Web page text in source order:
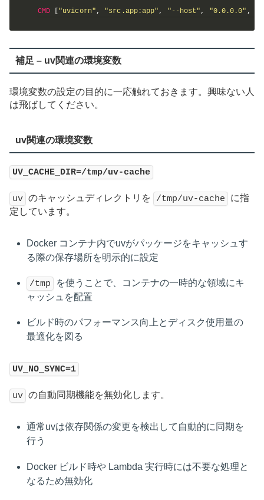
CMD ["uvicorn" , "src.app:app" , "--host" , "0.0.0.0" ,
補足 – uv関連の環境変数
環境変数の設定の目的に一応触れておきます。興味ない人
は飛ばしてください。
uv関連の環境変数
UV_CACHE_DIR=/tmp/uv-cache
uv のキャッシュディレクトリを /tmp/uv-cache
に指
定しています。
Docker コンテナ内でuvがパッケージをキャッシュす
る際の保存場所を明示的に設定
/tmp
を使うことで、コンテナの一時的な領域にキ
ャッシュを配置
ビルド時のパフォーマンス向上とディスク使用量の
最適化を図る
UV_NO_SYNC=1
uv の自動同期機能を無効化します。
通常uvは依存関係の変更を検出して自動的に同期を
行う
Docker ビルド時や Lambda 実行時には不要な処理と
なるため無効化